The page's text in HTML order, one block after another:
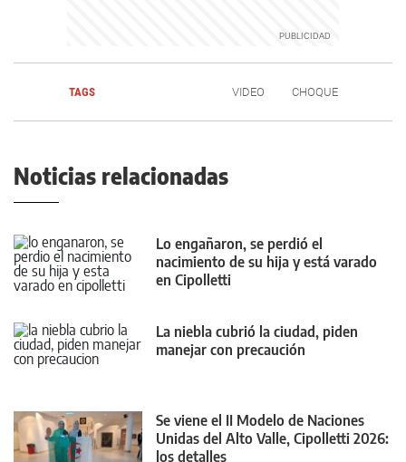
TAGS VIDEO CHOQUE
Noticias relacionadas
Lo engañaron, se perdió el
nacimiento de su hija y está varado
en Cipolletti
La niebla cubrió la ciudad, piden
manejar con precaución
Se viene el II Modelo de Naciones
Unidas del Alto Valle, Cipolletti 2026:
los detalles